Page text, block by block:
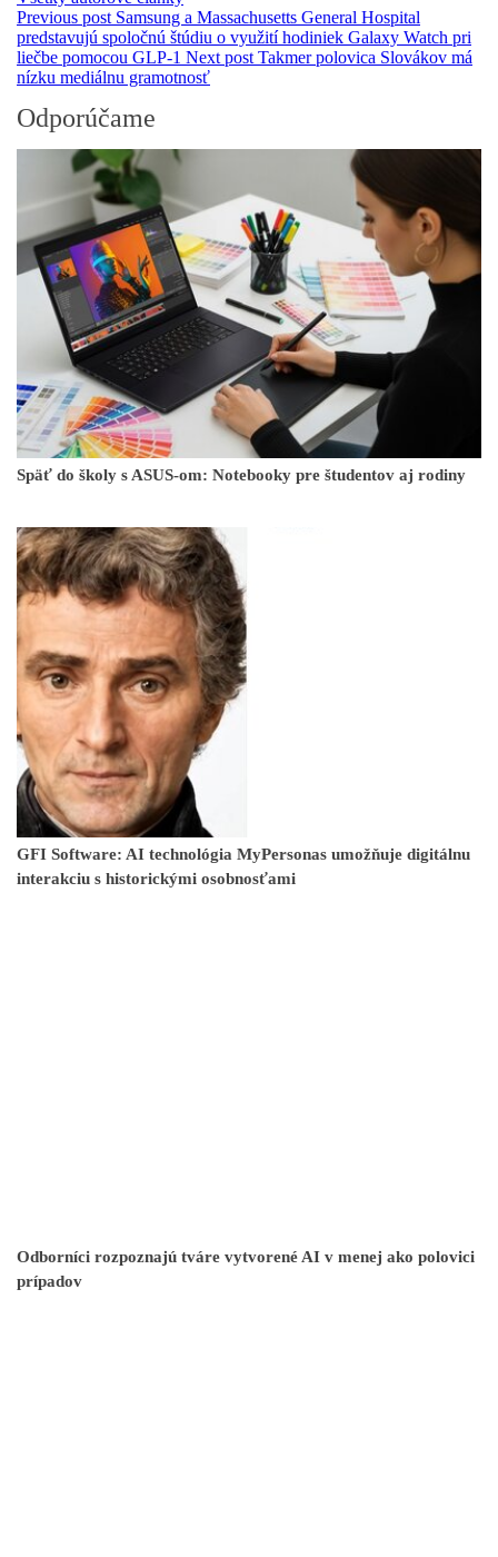
Previous post Samsung a Massachusetts General Hospital
predstavujú spoločnú štúdiu o využití hodiniek Galaxy Watch pri
liečbe pomocou GLP-1 Next post Takmer polovica Slovákov má
nízku mediálnu gramotnosť
Odporúčame
Späť do školy s ASUS-om: Notebooky pre študentov aj rodiny
GFI Software: AI technológia MyPersonas umožňuje digitálnu
interakciu s historickými osobnosťami
Odborníci rozpoznajú tváre vytvorené AI v menej ako polovici
prípadov